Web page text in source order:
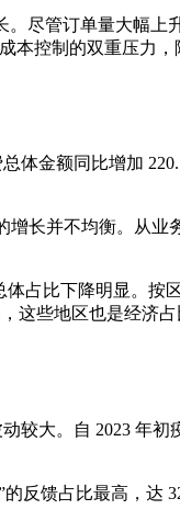
。尽管订单量大幅
本控制的双重压力
体金额同比增加
增长并不均衡。从
占比下降明显。按
这些地区也是经济
较大。自 2023 年
反馈占比最高，达